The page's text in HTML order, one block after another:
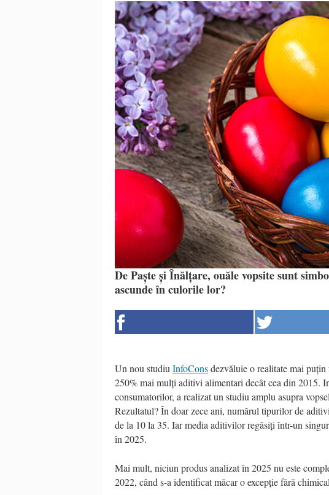
De Paște și Înălțare, ouăle vopsite sunt
ascunde în culorile lor?
Un nou studiu InfoConsdezvăluie o realitate mai
250% mai mulți aditivi alimentari decât cea din 2015.
consumatorilor, a realizat un studiu amplu asupra
Rezultatul? În doar zece ani, numărul tipurilor de
de la 10 la 35. Iar media aditivilor regăsiți într-un
în 2025.
Mai mult, niciun produs analizat în 2025 nu este
2022, când s-a identificat măcar o excepție fără